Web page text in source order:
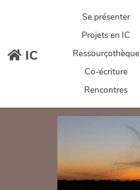
Aller au contenu principal
IC
Se présenter
Projets en IC
Ressourçothèque
Co-écriture
Rencontres